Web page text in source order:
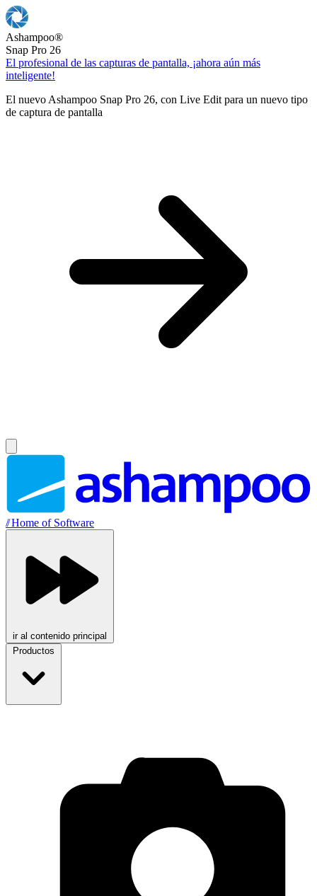
Ashampoo®
Snap Pro 26
El profesional de las capturas de pantalla, ¡ahora aún más
inteligente!
El nuevo Ashampoo Snap Pro 26, con Live Edit para un nuevo tipo
de captura de pantalla
//Home of Software
ir al contenido principal
Productos